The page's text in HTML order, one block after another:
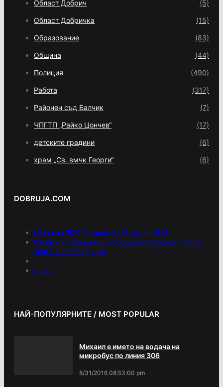
Област Добрич (5)
Област Добричка (15)
Образование (83)
Община (44)
Полиция (490)
Работа (317)
Районен съд Балчик (7)
ЧПГТП „Райко Цончев“ (17)
детските градини (6)
храм „Св. вмчк Георги“ (6)
DOBRUJA.COM
Меню на РМС Титаник за 11 април 1912
Кукери и самодейци от Община Мирково гониха
злите сили пред НДК
press
НАЙ-ПОПУЛЯРНИТЕ / MOST POPULAR
Михаил е името на водача на
микробус по линия 306
8/31/2016 08:53:00 pm